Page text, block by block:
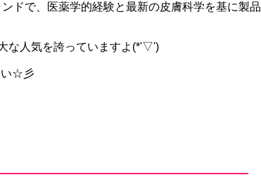
ドで、医薬学的経験と最新の皮膚科学を基に製品
な人気を誇っていますよ(*'▽')
い☆彡